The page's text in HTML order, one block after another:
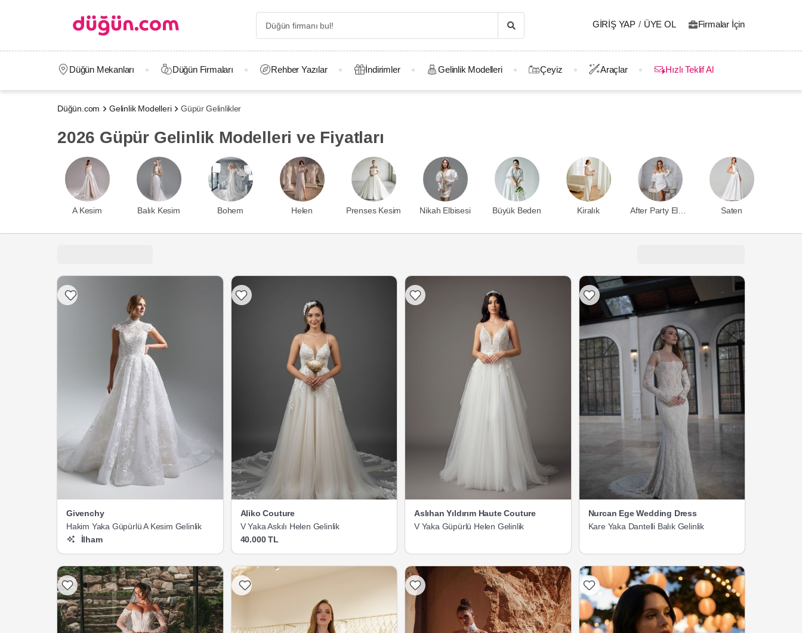
GIRIŞ YAP / ÜYE OL Firmalar İçin
Düğün Mekanları Düğün Firmaları Rehber Yazılar İndirimler Gelinlik Modelleri Çeyiz Araçlar Hızlı Teklif Al
Düğün.com Gelinlik Modelleri Güpür Gelinlikler
2026 Güpür Gelinlik Modelleri ve Fiyatları
A Kesim Balık Kesim Bohem Helen Prenses Kesim Nikah Elbisesi Büyük Beden Kiralık Saten
Givenchy
Hakim Yaka Güpürlü A Kesim Gelinlik
İlham
Aliko Couture
V Yaka Askılı Helen Gelinlik
40.000 TL
Aslıhan Yıldırım Haute Couture
V Yaka Güpürlü Helen Gelinlik
Nurcan Ege Wedding Dress
Kare Yaka Dantelli Balık Gelinlik